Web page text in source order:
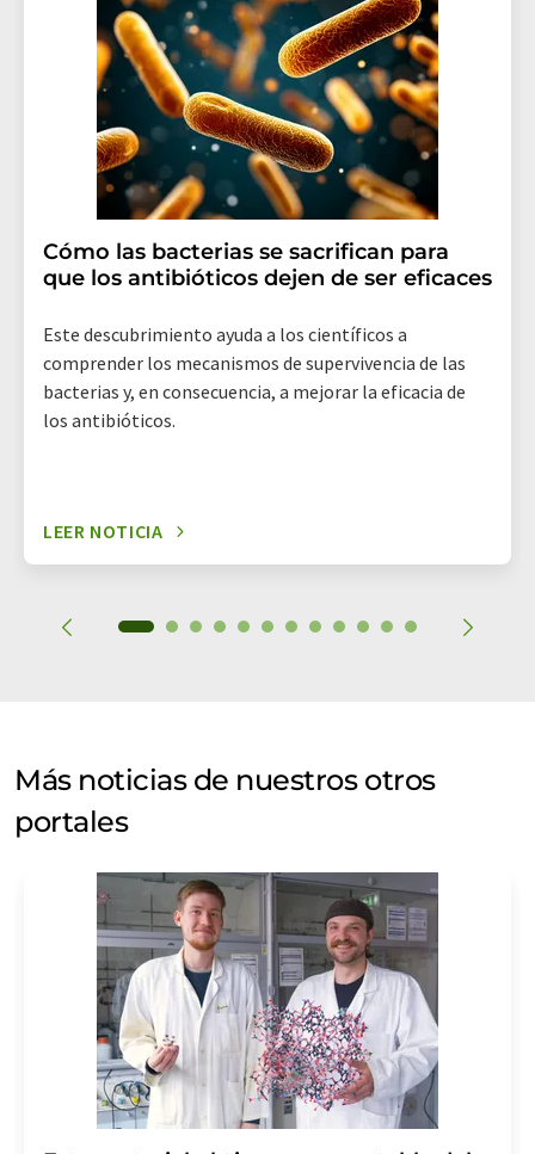
LUMITOS AG, Ernst-Augustin-Str. 2, 12489 Berlín
(Alemania) o por correo electrónico a
revoke@lumitos.com . Además, en cada correo
electrónico se incluye un enlace para anular la
suscripción al boletín informativo correspondiente.
Cómo las bacterias se sacrifican para
que los antibióticos dejen de ser eficaces
Este descubrimiento ayuda a los científicos a
comprender los mecanismos de supervivencia de las
bacterias y, en consecuencia, a mejorar la eficacia de
los antibióticos.
LEER NOTICIA
Más noticias de nuestros otros
portales